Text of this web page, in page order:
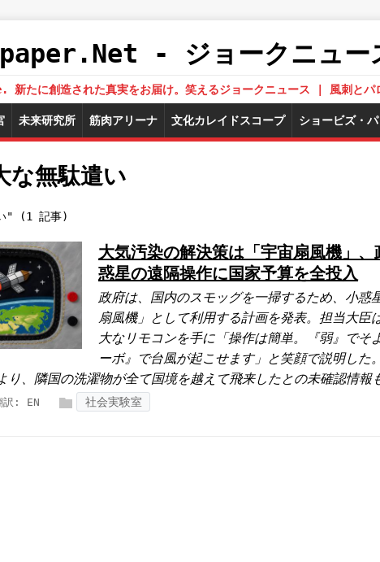
- ジョークニュー
に創造された真実をお届け。笑えるジョークニュース | 風刺とパ
未来研究所 筋肉アリーナ 文化カレイドスコープ ショービズ・
無駄遣い
" (1 記事)
大気汚染の解決策は「宇宙扇風機」、
惑星の遠隔操作に国家予算を全投入
政府は、国内のスモッグを一掃するため、小惑
扇風機」として利用する計画を発表。担当大臣
大なリモコンを手に「操作は簡単。『弱』でそ
ーボ』で台風が起こせます」と笑顔で説明した
り、隣国の洗濯物が全て国境を越えて飛来したとの未確認情報
訳: EN 社会実験室